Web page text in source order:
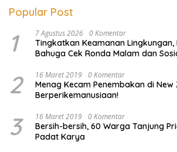
Popular Post
1 7 Agustus 2026 0 Komentar
Tingkatkan Keamanan Lingkungan,
Bahuga Cek Ronda Malam dan
2 16 Maret 2019 0 Komentar
Menag Kecam Penembakan di New
Berperikemanusiaan!
3 16 Maret 2019 0 Komentar
Bersih-bersih, 60 Warga Tanjung
Padat Karya